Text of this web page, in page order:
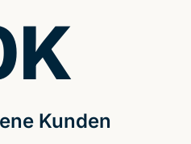
Kunden
K